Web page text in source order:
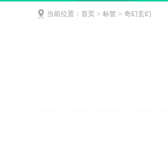
当前位置：首页 > 标签 > 奇幻玄幻